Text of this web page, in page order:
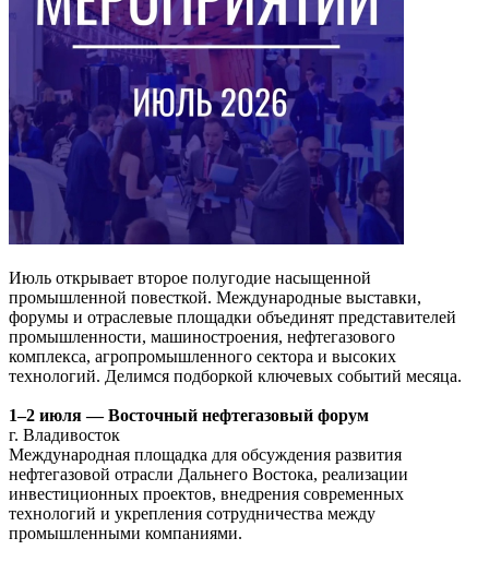
Июль открывает второе полугодие насыщенной
промышленной повесткой. Международные выставки,
форумы и отраслевые площадки объединят представителей
промышленности, машиностроения, нефтегазового
комплекса, агропромышленного сектора и высоких
технологий. Делимся подборкой ключевых событий месяца.
1–2 июля — Восточный нефтегазовый форум
г. Владивосток
Международная площадка для обсуждения развития
нефтегазовой отрасли Дальнего Востока, реализации
инвестиционных проектов, внедрения современных
технологий и укрепления сотрудничества между
промышленными компаниями.